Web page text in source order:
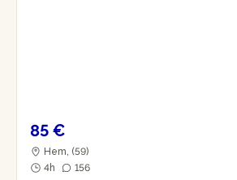
85 €
Hem, (59)
4h
156